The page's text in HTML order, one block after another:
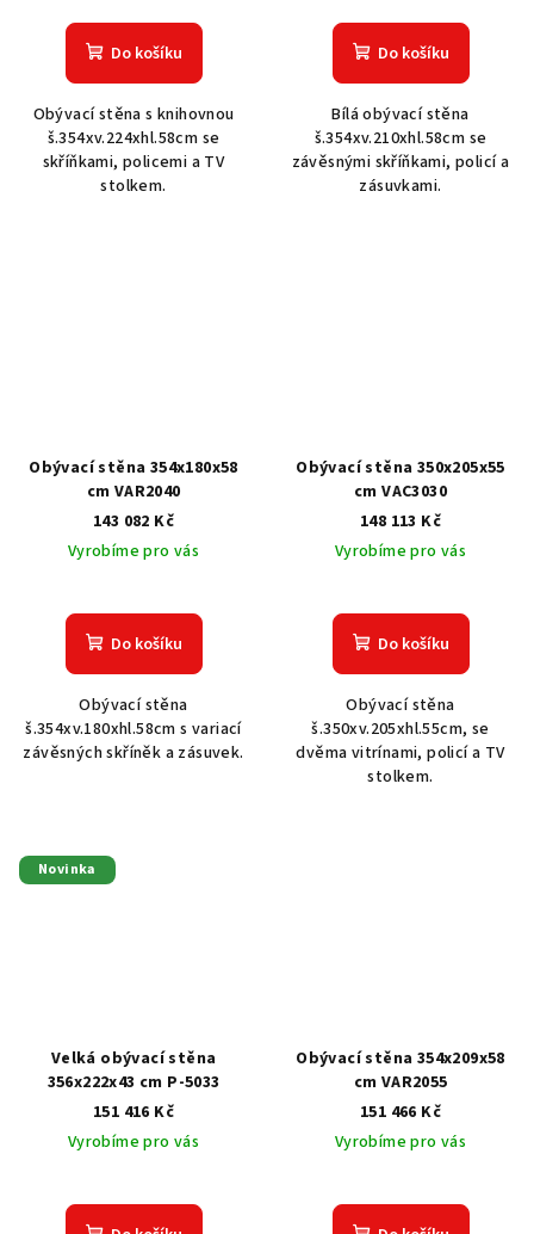
Do košíku
Obývací stěna s knihovnou
š.354xv.224xhl.58cm se
skříňkami, policemi a TV
stolkem.
Do košíku
Bílá obývací stěna
š.354xv.210xhl.58cm se
závěsnými skříňkami, policí a
zásuvkami.
Obývací stěna 354x180x58
cm VAR2040
143 082 Kč
Vyrobíme pro vás
Do košíku
Obývací stěna
š.354xv.180xhl.58cm s variací
závěsných skříněk a zásuvek.
Obývací stěna 350x205x55
cm VAC3030
148 113 Kč
Vyrobíme pro vás
Do košíku
Obývací stěna
š.350xv.205xhl.55cm, se
dvěma vitrínami, policí a TV
stolkem.
Novinka
Velká obývací stěna
356x222x43 cm P-5033
151 416 Kč
Vyrobíme pro vás
Obývací stěna 354x209x58
cm VAR2055
151 466 Kč
Vyrobíme pro vás